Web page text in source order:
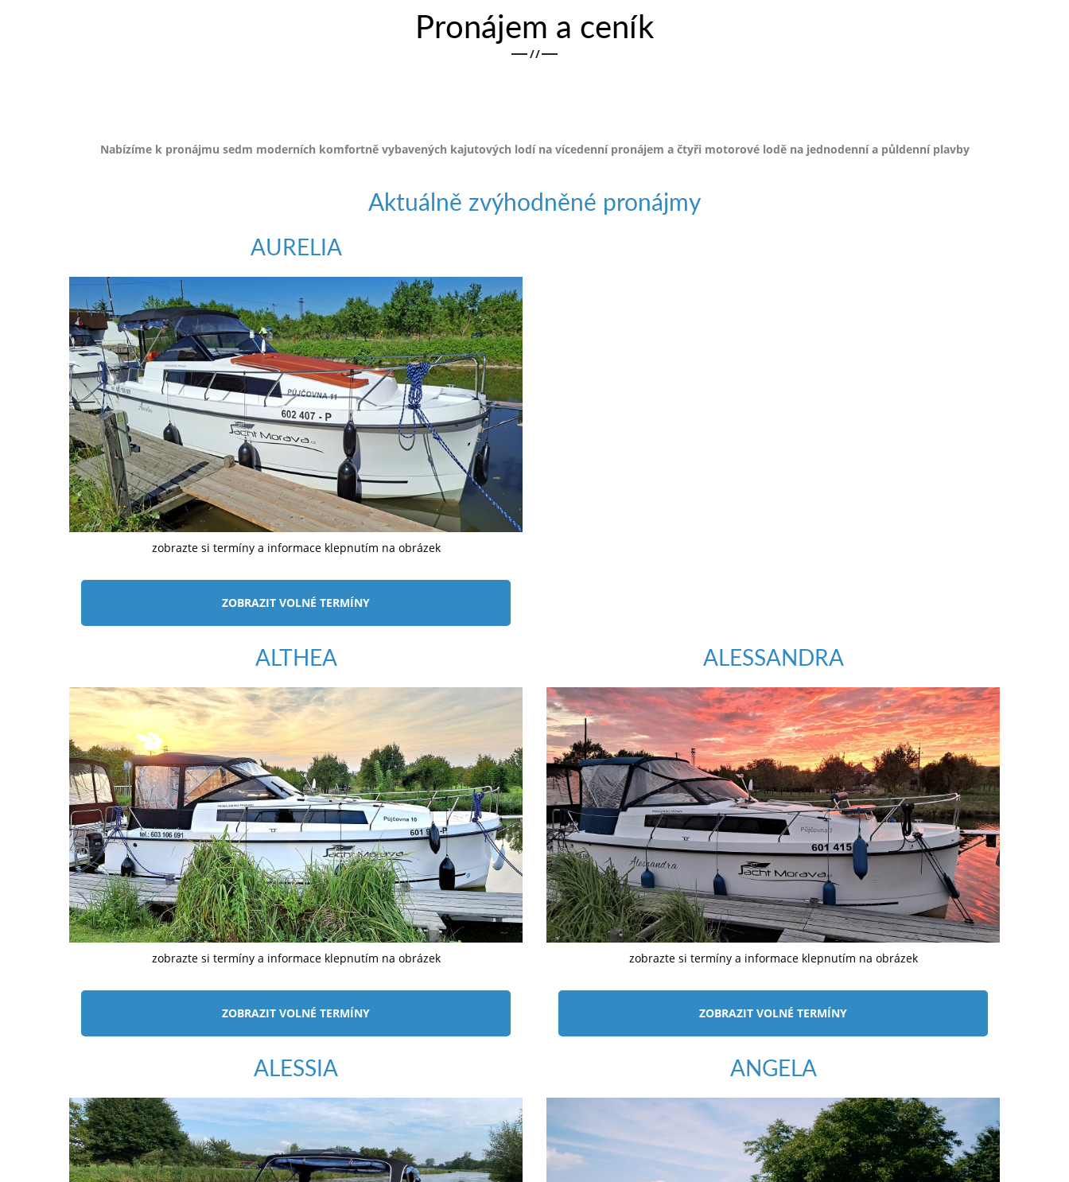
Pronájem a ceník
/ /
Nabízíme k pronájmu sedm moderních komfortně vybavených kajutových lodí na vícedenní pronájem a čtyři motorové lodě na jednodenní a půldenní plavby
Aktuálně zvýhodněné pronájmy
AURELIA
zobrazte si termíny a informace klepnutím na obrázek
ZOBRAZIT VOLNÉ TERMÍNY
ALTHEA
zobrazte si termíny a informace klepnutím na obrázek
ZOBRAZIT VOLNÉ TERMÍNY
ALESSANDRA
zobrazte si termíny a informace klepnutím na obrázek
ZOBRAZIT VOLNÉ TERMÍNY
ALESSIA ANGELA